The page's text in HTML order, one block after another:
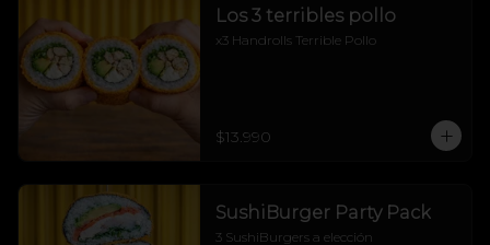
Los 3 terribles pollo
x3 Handrolls Terrible Pollo
$13.990
SushiBurger Party Pack
3 SushiBurgers a elección